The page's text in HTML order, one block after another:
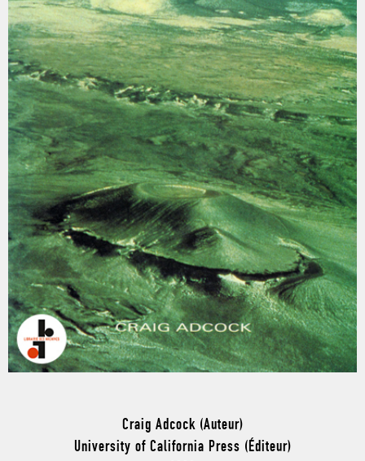
Craig Adcock (Auteur)
University of California Press (Éditeur)